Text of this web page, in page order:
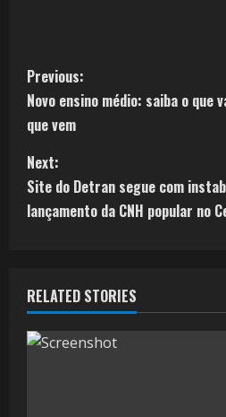
Previous:
Novo ensino médio: saiba o que
que vem
Next:
Site do Detran segue com
lançamento da CNH popular no
RELATED STORIES